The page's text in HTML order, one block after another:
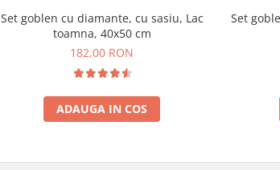
Set goblen cu diamante, cu sasiu, Lac
toamna, 40x50 cm
182,00 RON
ADAUGA IN COS
Set